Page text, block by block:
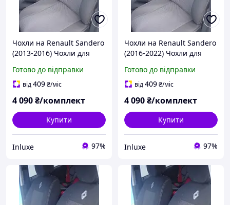
Чохли на Renault Sandero
(2013-2016) Чохли для
Готово до відправки
від409₴/міс
4 090₴/комплект
Купити
Inluxe 97%
Чохли на Renault Sandero
(2016-2022) Чохли для
Готово до відправки
від409₴/міс
4 090₴/комплект
Купити
Inluxe 97%